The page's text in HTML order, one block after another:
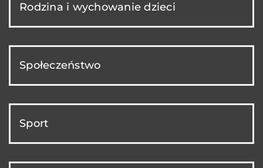
Rodzina i wychowanie dzieci
Społeczeństwo
Sport